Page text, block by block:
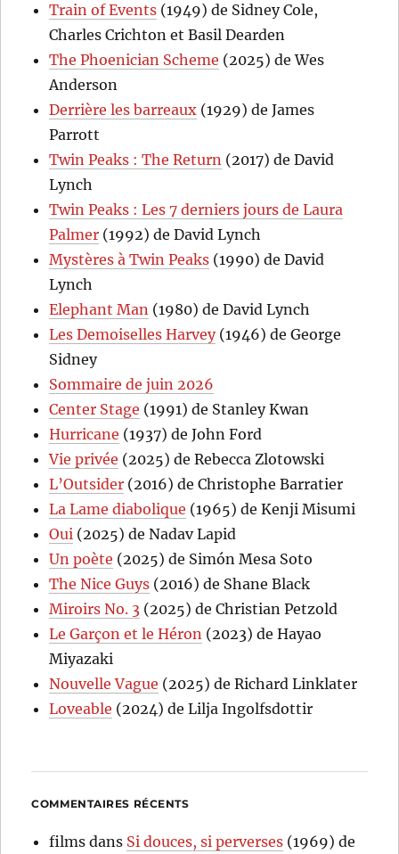
Train of Events (1949) de Sidney Cole,
Charles Crichton et Basil Dearden
The Phoenician Scheme (2025) de Wes
Anderson
Derrière les barreaux (1929) de James
Parrott
Twin Peaks : The Return (2017) de David
Lynch
Twin Peaks : Les 7 derniers jours de Laura
Palmer (1992) de David Lynch
Mystères à Twin Peaks (1990) de David
Lynch
Elephant Man (1980) de David Lynch
Les Demoiselles Harvey(1946) de George
Sidney
Sommaire de juin 2026
Center Stage (1991) de Stanley Kwan
Hurricane (1937) de John Ford
Vie privée (2025) de Rebecca Zlotowski
L’Outsider (2016) de Christophe Barratier
La Lame diabolique (1965) de Kenji Misumi
Oui (2025) de Nadav Lapid
Un poète (2025) de Simón Mesa Soto
The Nice Guys (2016) de Shane Black
Miroirs No. 3 (2025) de Christian Petzold
Le Garçon et le Héron (2023) de Hayao
Miyazaki
Nouvelle Vague (2025) de Richard Linklater
Loveable (2024) de Lilja Ingolfsdottir
COMMENTAIRES RÉCENTS
films dans Si douces, si perverses (1969) de